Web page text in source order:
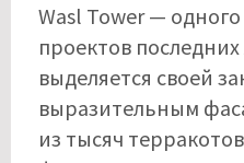
Wasl Tower —
проектов
выделяется своей
выразительным
из тысяч